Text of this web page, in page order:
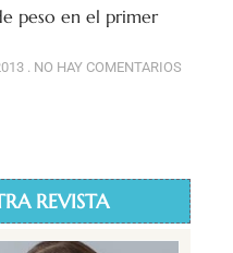
peso en el primer
NO HAY COMENTARIOS
REVISTA